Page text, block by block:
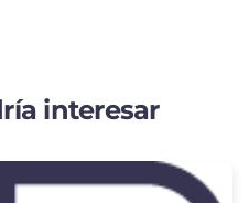
interesar